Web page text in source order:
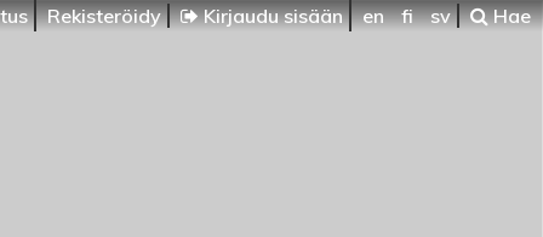
Rekisteröidy Kirjaudu sisään en fi sv Hae